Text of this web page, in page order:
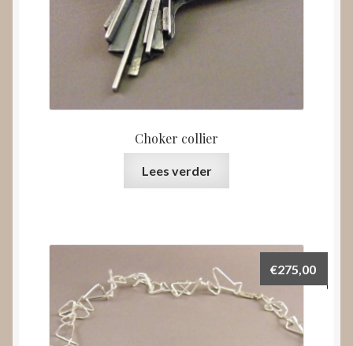
Choker collier
Lees verder
€275,00